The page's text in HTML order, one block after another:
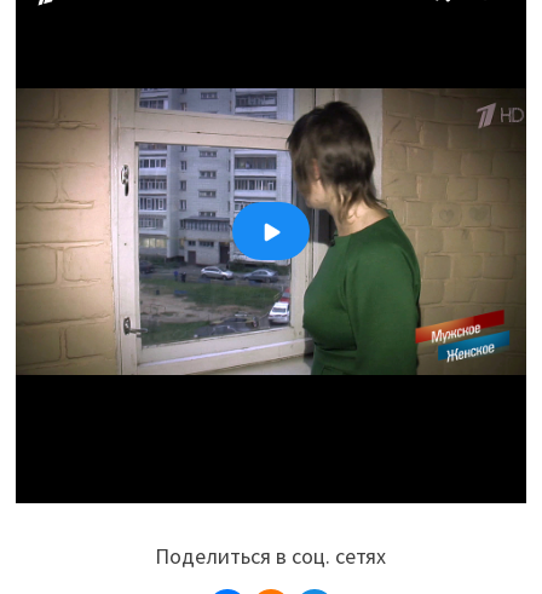
Поделиться в соц. сетях